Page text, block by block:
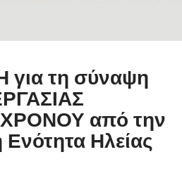
τη σύναψη
από την
Ενότητα Ηλείας